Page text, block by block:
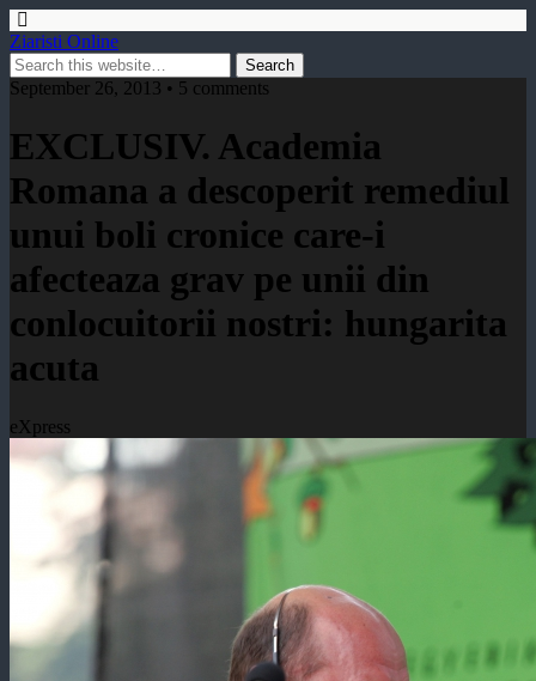
Ziaristi Online
September 26, 2013 • 5 comments
EXCLUSIV. Academia
Romana a descoperit remediul
unui boli cronice care-i
afecteaza grav pe unii din
conlocuitorii nostri: hungarita
acuta
eXpress